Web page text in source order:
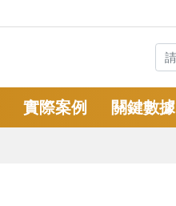
實際案例 關鍵數據